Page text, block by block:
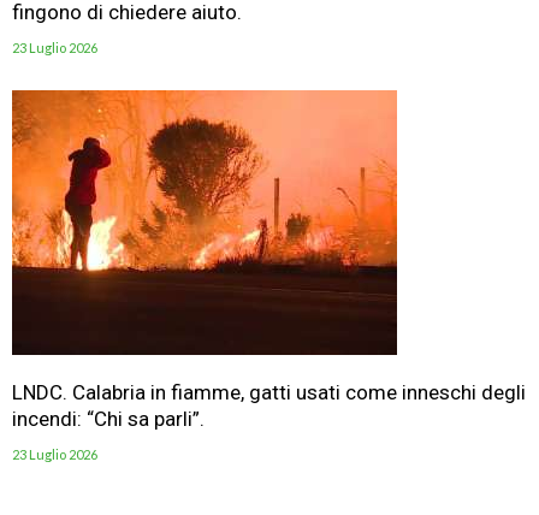
fingono di chiedere aiuto.
23 Luglio 2026
LNDC. Calabria in fiamme, gatti usati come inneschi degli
incendi: “Chi sa parli”.
23 Luglio 2026